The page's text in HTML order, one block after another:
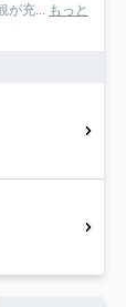
が充... もっと